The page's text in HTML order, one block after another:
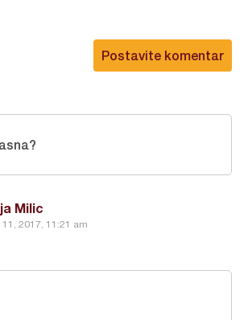
Postavite komentar
Milic
11, 2017, 11:21 am